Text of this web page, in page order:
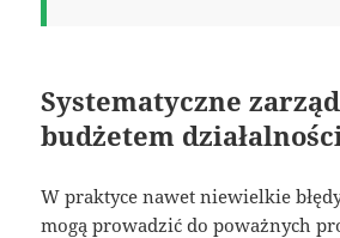
Systematyczne
budżetem
W praktyce nawet niewielkie
mogą prowadzić do poważnych